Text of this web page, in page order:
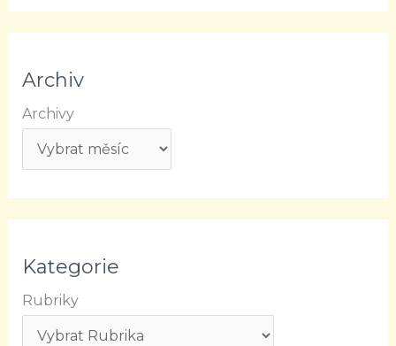
Archiv
Archivy
Kategorie
Rubriky